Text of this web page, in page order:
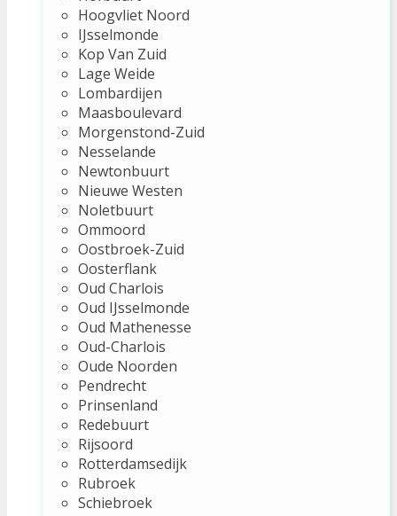
Hoogvliet Noord
IJsselmonde
Kop Van Zuid
Lage Weide
Lombardijen
Maasboulevard
Morgenstond-Zuid
Nesselande
Newtonbuurt
Nieuwe Westen
Noletbuurt
Ommoord
Oostbroek-Zuid
Oosterflank
Oud Charlois
Oud IJsselmonde
Oud Mathenesse
Oud-Charlois
Oude Noorden
Pendrecht
Prinsenland
Redebuurt
Rijsoord
Rotterdamsedijk
Rubroek
Schiebroek